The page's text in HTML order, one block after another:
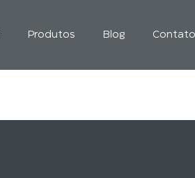
Produtos Blog Contato